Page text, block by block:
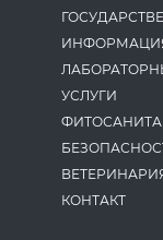
УСЛУГИ
КОНТАКТ